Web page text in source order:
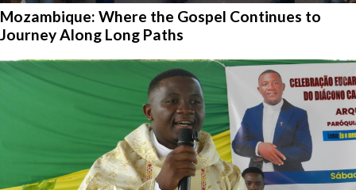
Mozambique: Where the Gospel Continues to
Journey Along Long Paths